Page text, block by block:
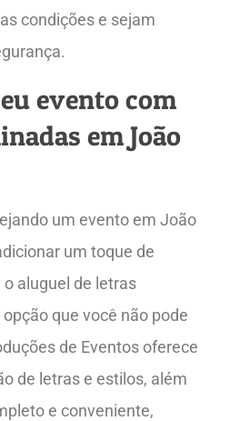
condições e sejam
evento com
em João
um evento em João
um toque de
aluguel de letras
que você não pode
de Eventos oferece
de letras e estilos, além
e conveniente,